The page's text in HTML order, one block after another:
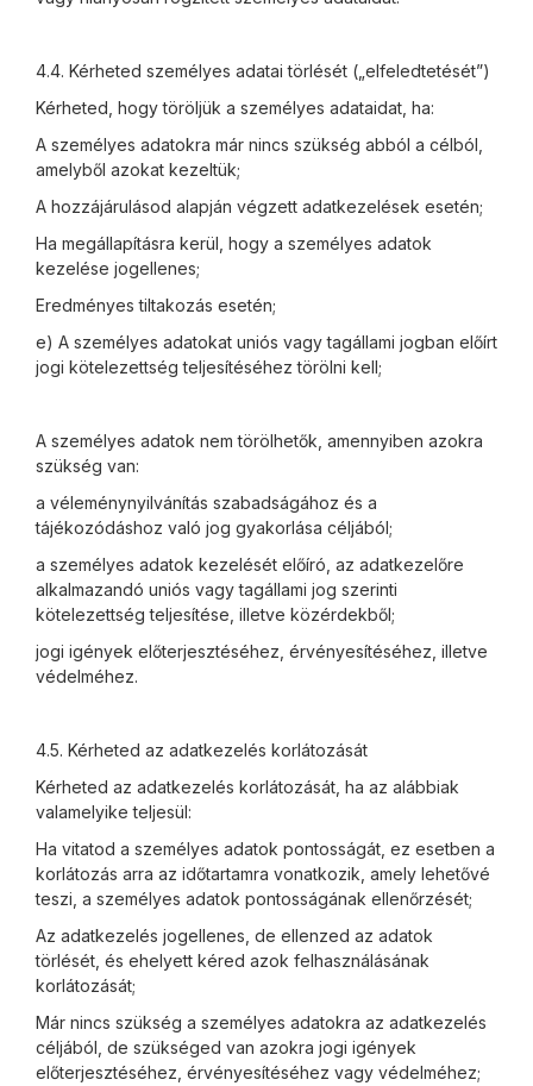
4.4. Kérheted személyes adatai törlését („elfeledtetését”)
Kérheted, hogy töröljük a személyes adataidat, ha:
A személyes adatokra már nincs szükség abból a célból,
amelyből azokat kezeltük;
A hozzájárulásod alapján végzett adatkezelések esetén;
Ha megállapításra kerül, hogy a személyes adatok
kezelése jogellenes;
Eredményes tiltakozás esetén;
e) A személyes adatokat uniós vagy tagállami jogban előírt
jogi kötelezettség teljesítéséhez törölni kell;
A személyes adatok nem törölhetők, amennyiben azokra
szükség van:
a véleménynyilvánítás szabadságához és a
tájékozódáshoz való jog gyakorlása céljából;
a személyes adatok kezelését előíró, az adatkezelőre
alkalmazandó uniós vagy tagállami jog szerinti
kötelezettség teljesítése, illetve közérdekből;
jogi igények előterjesztéséhez, érvényesítéséhez, illetve
védelméhez.
4.5. Kérheted az adatkezelés korlátozását
Kérheted az adatkezelés korlátozását, ha az alábbiak
valamelyike teljesül:
Ha vitatod a személyes adatok pontosságát, ez esetben a
korlátozás arra az időtartamra vonatkozik, amely lehetővé
teszi, a személyes adatok pontosságának ellenőrzését;
Az adatkezelés jogellenes, de ellenzed az adatok
törlését, és ehelyett kéred azok felhasználásának
korlátozását;
Már nincs szükség a személyes adatokra az adatkezelés
céljából, de szükséged van azokra jogi igények
előterjesztéséhez, érvényesítéséhez vagy védelméhez;